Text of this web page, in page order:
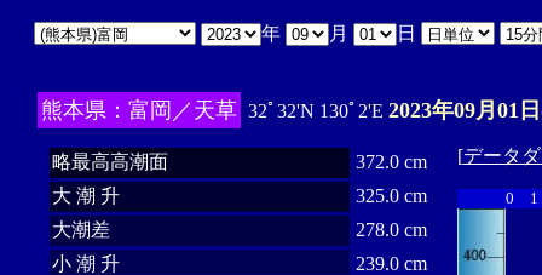
年 月 日
熊本県：富岡／天草 32ﾟ32'N 130ﾟ2'E 2023年09月01
略最高高潮面
372.0 cm
大 潮 升
325.0 cm
大潮差
278.0 cm
小 潮 升
239.0 cm
[データ
0 1